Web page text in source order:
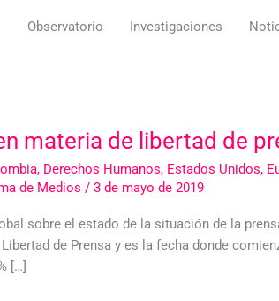
Observatorio Investigaciones
materia de libertad de
, Derechos Humanos, Estados Unidos,
de Medios / 3 de mayo de 2019
sobre el estado de la situación de la
de Prensa y es la fecha donde
[…]